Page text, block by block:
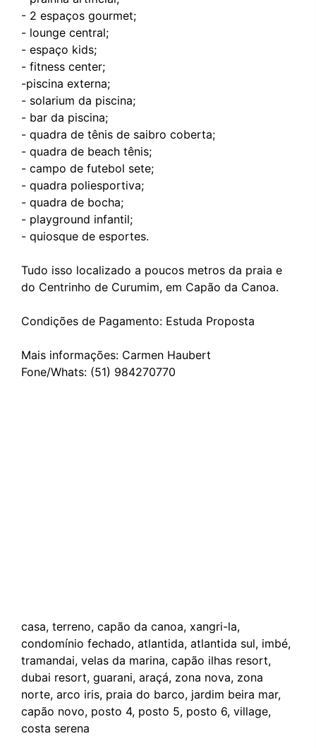
- 2 espaços gourmet;
- lounge central;
- espaço kids;
- fitness center;
-piscina externa;
- solarium da piscina;
- bar da piscina;
- quadra de tênis de saibro coberta;
- quadra de beach tênis;
- campo de futebol sete;
- quadra poliesportiva;
- quadra de bocha;
- playground infantil;
- quiosque de esportes.
Tudo isso localizado a poucos metros da praia e
do Centrinho de Curumim, em Capão da Canoa.
Condições de Pagamento: Estuda Proposta
Mais informações: Carmen Haubert
Fone/Whats: (51) 984270770
casa, terreno, capão da canoa, xangri-la,
condomínio fechado, atlantida, atlantida sul, imbé,
tramandai, velas da marina, capão ilhas resort,
dubai resort, guarani, araçá, zona nova, zona
norte, arco iris, praia do barco, jardim beira mar,
capão novo, posto 4, posto 5, posto 6, village,